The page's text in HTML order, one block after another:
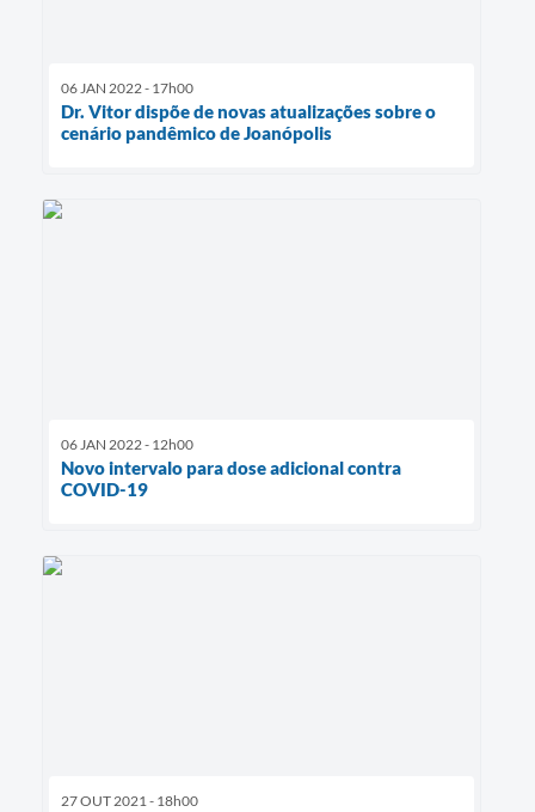
06 JAN 2022 - 17h00
Dr. Vitor dispõe de novas atualizações sobre o
cenário pandêmico de Joanópolis
06 JAN 2022 - 12h00
Novo intervalo para dose adicional contra
COVID-19
27 OUT 2021 - 18h00